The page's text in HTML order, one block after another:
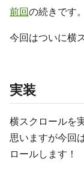
前回の続きです。
今回はついに横
実装
横スクロールを
思いますが今回
ロールします！